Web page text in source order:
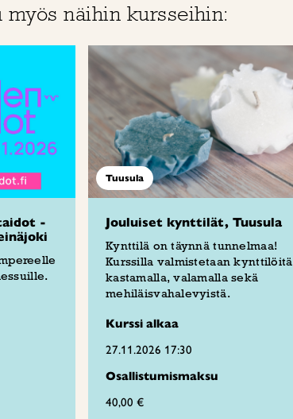
myös näihin kursseihin:
-
Tuusula
Jouluiset kynttilät, Tuusula
Kynttilä on täynnä tunnelmaa!
Kurssilla valmistetaan kynttilöitä
kastamalla, valamalla sekä
mehiläisvahalevyistä.
Kurssi alkaa
27.11.2026 17:30
Osallistumismaksu
40,00 €